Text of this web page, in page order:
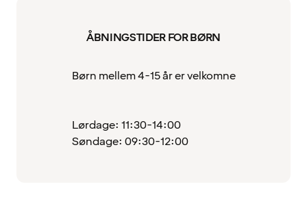
ÅBNINGSTIDER FOR BØRN
Børn mellem 4-15 år er velkomne
Lørdage: 11:30-14:00
Søndage: 09:30-12:00